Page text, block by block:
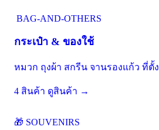
BAG-AND-OTHERS
กระเป๋า & ของใช้
หมวก ถุงผ้า สกรีน จานรองแก้ว ที่ตั้ง
4 สินค้า ดูสินค้า →
🎁 SOUVENIRS